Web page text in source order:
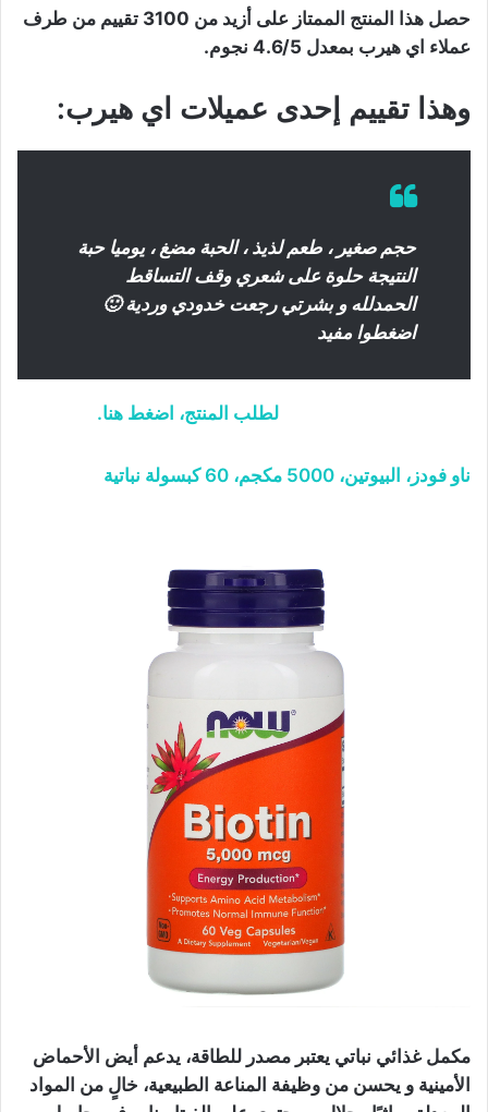
حصل هذا المنتج الممتاز على أزيد من 3100 تقييم من طرف
عملاء اي هيرب بمعدل 4.6/5 نجوم.
وهذا تقييم إحدى عميلات اي هيرب:
حجم صغير ، طعم لذيذ ، الحبة مضغ ، يوميا حبة
النتيجة حلوة على شعري وقف التساقط
الحمدلله و بشرتي رجعت خدودي وردية 🙂
اضغطوا مفيد
لطلب المنتج، اضغط هنا.
ناو فودز، البيوتين، 5000 مكجم، 60 كبسولة نباتية
مكمل غذائي نباتي يعتبر مصدر للطاقة، يدعم أيض الأحماض
الأمينية و يحسن من وظيفة المناعة الطبيعية، خالٍ من المواد